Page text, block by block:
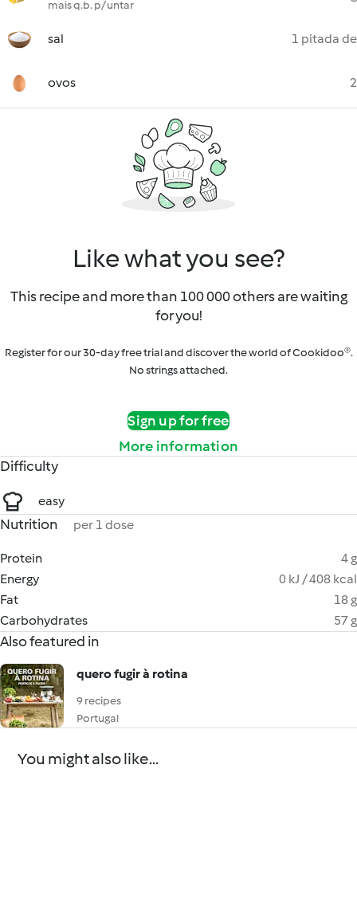
mais q.b. p/ untar
sal 1 pitada de
ovos 2
Like what you see?
This recipe and more than 100 000 others are waiting
for you!
Register for our 30-day free trial and discover the world of Cookidoo®.
No strings attached.
Sign up for free
More information
Difficulty
easy
Nutrition per 1 dose
Protein
4 g
Energy
0 kJ / 408 kcal
Fat
18 g
Carbohydrates
57 g
Also featured in
quero fugir à rotina
9 recipes
Portugal
You might also like...